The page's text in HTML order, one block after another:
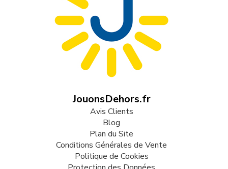
JouonsDehors.fr
Avis Clients
Blog
Plan du Site
Conditions Générales de Vente
Politique de Cookies